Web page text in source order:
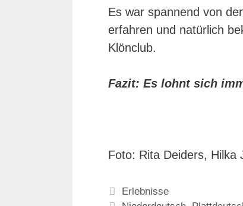
Es war spannend von
erfahren und natürlich
Klönclub.
Fazit: Es lohnt sich
Foto: Rita Deiders, Hilka
Kategorien
Erlebnisse